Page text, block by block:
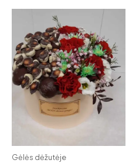
Gėlės dėžutėje